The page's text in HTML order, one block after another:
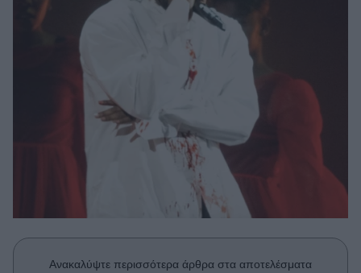
Woman Power
Πρόσωπα
Συνεντεύξεις
Who
True StoriesΑνακαλύψτε περισσότερα άρθρα στα αποτελέσματα